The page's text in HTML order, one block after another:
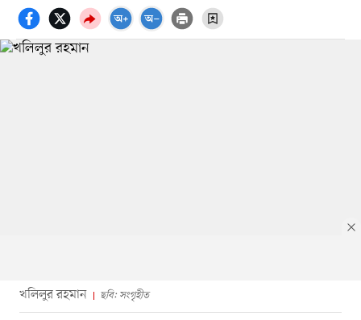
খলিলুর রহমান ছবি: সংগৃহীত